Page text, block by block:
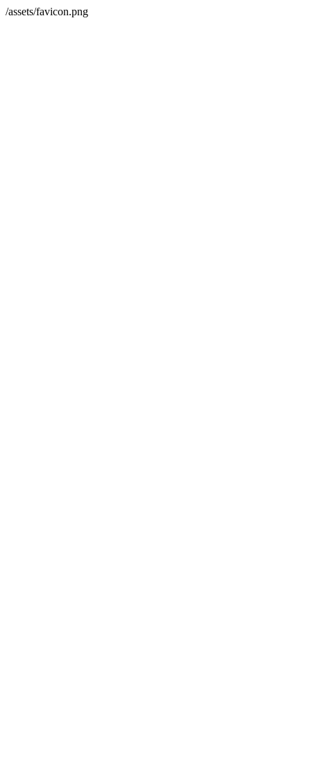
/assets/favicon.png